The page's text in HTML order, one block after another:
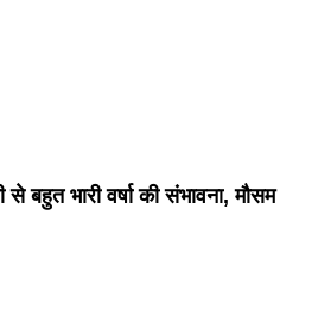
से बहुत भारी वर्षा की संभावना, मौसम